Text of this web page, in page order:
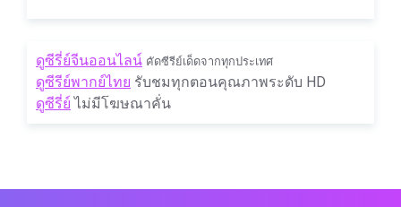
ดูซีรี่ย์จีนออนไลน์ คัดซีรีย์เด็ดจากทุกประเทศ
ดูซีรีย์พากย์ไทย รับชมทุกตอนคุณภาพระดับ HD
ดูซีรี่ย์ ไม่มีโฆษณาคั่น